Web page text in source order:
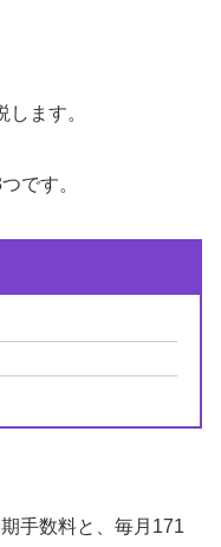
ます。
です。
手数料と、毎月171